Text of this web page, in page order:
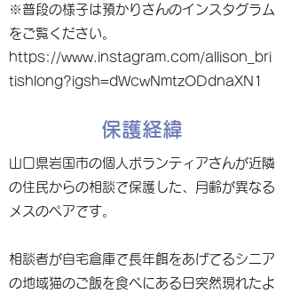
※普段の様子は預かりさんのインスタグラム
をご覧ください。
https://www.instagram.com/allison_bri
tishlong?igsh=dWcwNmtzODdnaXN1
保護経緯
山口県岩国市の個人ボランティアさんが近隣
の住民からの相談で保護した、月齢が異なる
メスのペアです。
相談者が自宅倉庫で長年餌をあげてるシニア
の地域猫のご飯を食べにある日突然現れたよ